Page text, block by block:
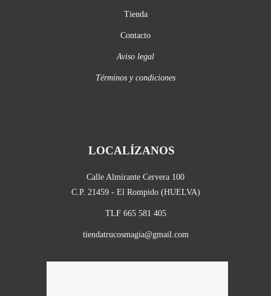
Tienda
Contacto
Aviso legal
Términos y condiciones
LOCALÍZANOS
Calle Almirante Cervera 100
C.P. 21459 - El Rompido (HUELVA)
TLF 665 581 405
tiendatrucosmagia@gmail.com